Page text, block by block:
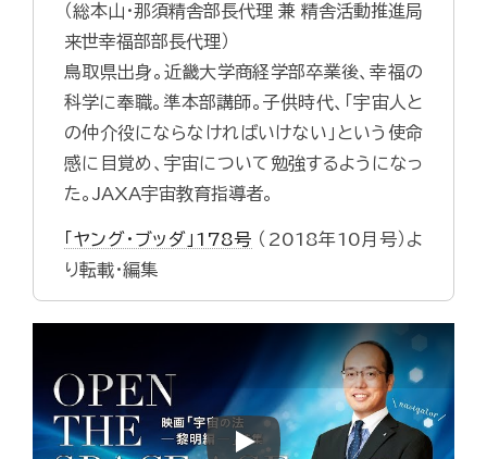
（総本山・那須精舎部長代理 兼 精舎活動推進局
来世幸福部部長代理）
鳥取県出身。近畿大学商経学部卒業後、幸福の
科学に奉職。準本部講師。子供時代、「宇宙人と
の仲介役にならなければいけない」という使命
感に目覚め、宇宙について勉強するようになっ
た。JAXA宇宙教育指導者。
「ヤング・ブッダ」178号 （2018年10月号）よ
り転載・編集
Play